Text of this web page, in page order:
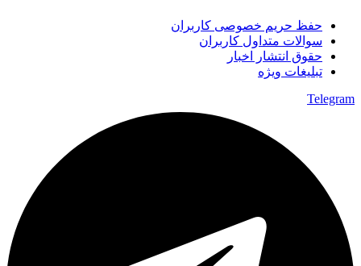
حفظ حریم خصوصی کاربران
سوالات متداول کاربران
حقوق انتشار اخبار
تبلیغات ویژه
Telegram